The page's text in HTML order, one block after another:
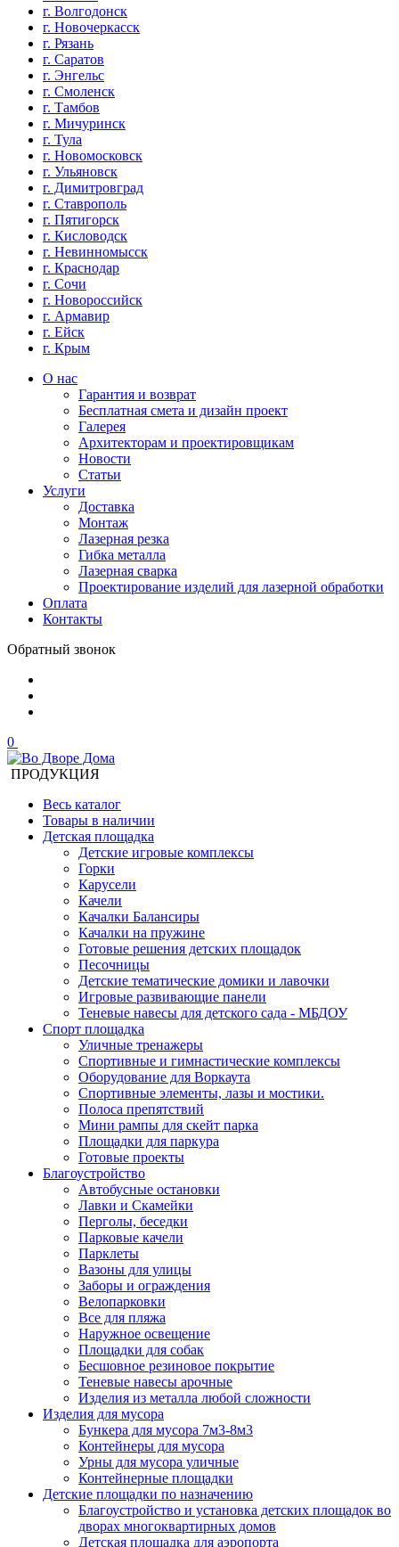
г. Волгодонск
г. Новочеркасск
г. Рязань
г. Саратов
г. Энгельс
г. Смоленск
г. Тамбов
г. Мичуринск
г. Тула
г. Новомосковск
г. Ульяновск
г. Димитровград
г. Ставрополь
г. Пятигорск
г. Кисловодск
г. Невинномысск
г. Краснодар
г. Сочи
г. Новороссийск
г. Армавир
г. Ейск
г. Крым
О нас
Гарантия и возврат
Бесплатная смета и дизайн проект
Галерея
Архитекторам и проектировщикам
Новости
Статьи
Услуги
Доставка
Монтаж
Лазерная резка
Гибка металла
Лазерная сварка
Проектирование изделий для лазерной обработки
Оплата
Контакты
Обратный звонок
0
ПРОДУКЦИЯ
Весь каталог
Товары в наличии
Детская площадка
Детские игровые комплексы
Горки
Карусели
Качели
Качалки Балансиры
Качалки на пружине
Готовые решения детских площадок
Песочницы
Детские тематические домики и лавочки
Игровые развивающие панели
Теневые навесы для детского сада - МБДОУ
Спорт площадка
Уличные тренажеры
Спортивные и гимнастические комплексы
Оборудование для Воркаута
Спортивные элементы, лазы и мостики.
Полоса препятствий
Мини рампы для скейт парка
Площадки для паркура
Готовые проекты
Благоустройство
Автобусные остановки
Лавки и Скамейки
Перголы, беседки
Парковые качели
Парклеты
Вазоны для улицы
Заборы и ограждения
Велопарковки
Все для пляжа
Наружное освещение
Площадки для собак
Бесшовное резиновое покрытие
Теневые навесы арочные
Изделия из металла любой сложности
Изделия для мусора
Бункера для мусора 7м3-8м3
Контейнеры для мусора
Урны для мусора уличные
Контейнерные площадки
Детские площадки по назначению
Благоустройство и установка детских площадок во
дворах многоквартирных домов
Детская площадка для аэропорта